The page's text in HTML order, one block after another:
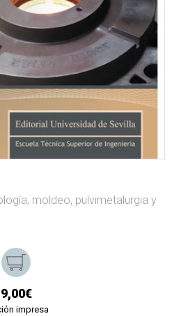
moldeo, pulvimetalurgia y
9,00€
impresa